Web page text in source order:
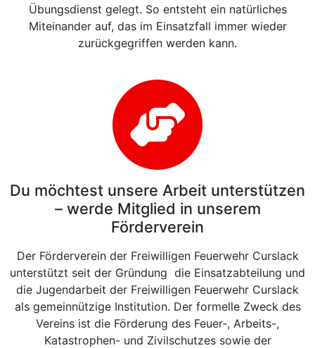
Übungsdienst gelegt. So entsteht ein natürliches
Miteinander auf, das im Einsatzfall immer wieder
zurückgegriffen werden kann.
Du möchtest unsere Arbeit unterstützen
– werde Mitglied in unserem
Förderverein
Der Förderverein der Freiwilligen Feuerwehr Curslack
unterstützt seit der Gründung die Einsatzabteilung und
die Jugendarbeit der Freiwilligen Feuerwehr Curslack
als gemeinnützige Institution. Der formelle Zweck des
Vereins ist die Förderung des Feuer-, Arbeits-,
Katastrophen- und Zivilschutzes sowie der